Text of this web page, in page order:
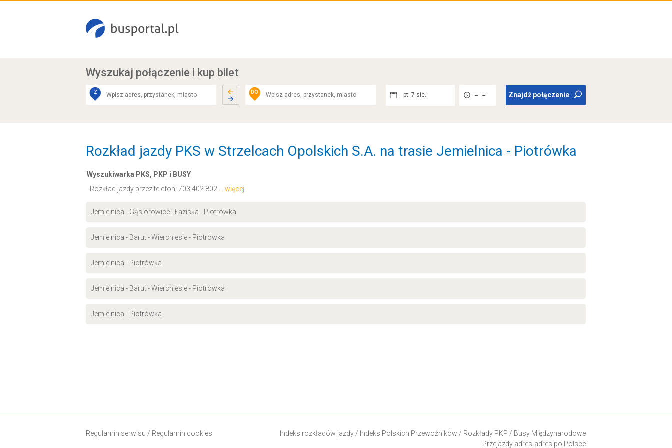
Wyszukaj połączenie i kup bilet
Z DO pt. 7 sie. -- : -- Znajdź połączenie
Rozkład jazdy PKS w Strzelcach Opolskich S.A. na trasie Jemielnica - Piotrówka
Wyszukiwarka PKS, PKP i BUSY
Rozkład jazdy przez telefon: 703 402 802 ... więcej
Jemielnica - Gąsiorowice - Łaziska - Piotrówka
Jemielnica - Barut - Wierchlesie - Piotrówka
Jemielnica - Piotrówka
Jemielnica - Barut - Wierchlesie - Piotrówka
Jemielnica - Piotrówka
Regulamin serwisu / Regulamin cookies Indeks rozkładów jazdy/ Indeks Polskich Przewoźników / Rozkłady PKP / Busy Międzynarodowe
Przejazdy adres-adres po Polsce